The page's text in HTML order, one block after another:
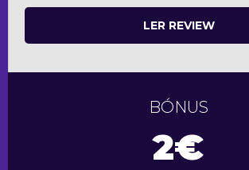
LER REVIEW
BÓNUS
2€